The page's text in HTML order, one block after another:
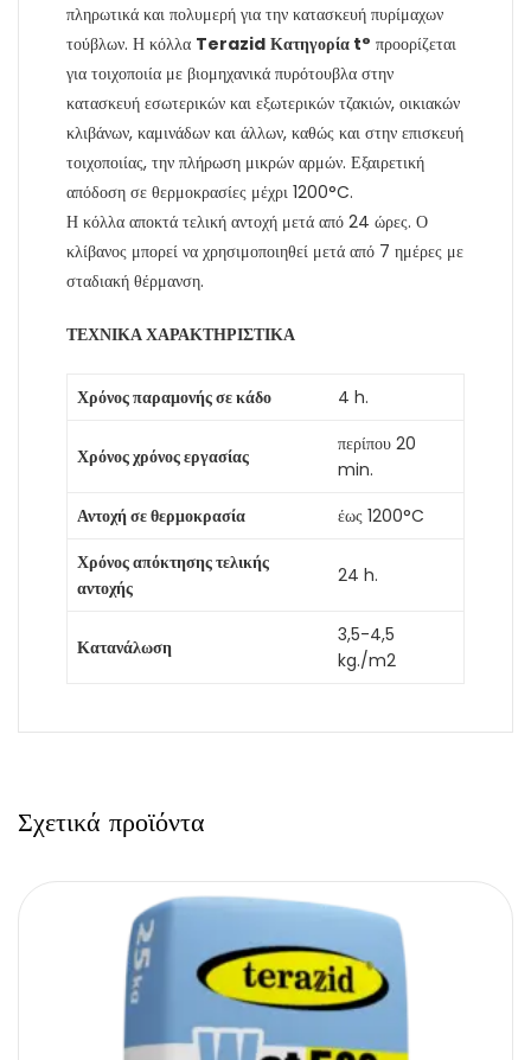
πληρωτικά και πολυμερή για την κατασκευή πυρίμαχων
τούβλων. Η κόλλα Terazid Κατηγορία t° προορίζεται
για τοιχοποιία με βιομηχανικά πυρότουβλα στην
κατασκευή εσωτερικών και εξωτερικών τζακιών, οικιακών
κλιβάνων, καμινάδων και άλλων, καθώς και στην επισκευή
τοιχοποιίας, την πλήρωση μικρών αρμών. Εξαιρετική
απόδοση σε θερμοκρασίες μέχρι 1200°C.
Η κόλλα αποκτά τελική αντοχή μετά από 24 ώρες. Ο
κλίβανος μπορεί να χρησιμοποιηθεί μετά από 7 ημέρες με
σταδιακή θέρμανση.
ΤΕΧΝΙΚΑ ΧΑΡΑΚΤΗΡΙΣΤΙΚΑ
Χρόνος παραμονής σε κάδο 4 h.
Χρόνος χρόνος εργασίας
περίπου 20
min.
Αντοχή σε θερμοκρασία
έως 1200°C
Χρόνος απόκτησης τελικής
αντοχής
24 h.
Κατανάλωση
3,5-4,5
kg./m2
Σχετικά προϊόντα